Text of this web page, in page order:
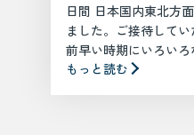
日間 日本国内東北方
ました。ご接待して
前早い時期にいろいろ
もっと読む